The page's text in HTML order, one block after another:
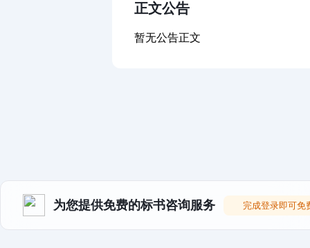
正文公告
暂无公告正文
为您提供免费的标书咨询服务 完成登录即可免